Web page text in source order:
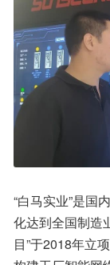
“白马实业”是国
化达到全国制造
目”于2018年立